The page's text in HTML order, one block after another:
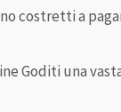
costretti a
Goditi una